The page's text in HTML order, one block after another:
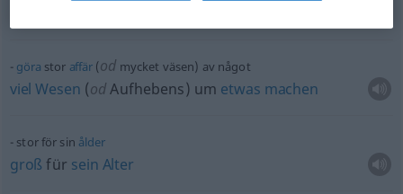
göra stor affär(od mycket väsen) av något
viel Wesen (odAufhebens) um etwas machen
stor för sin ålder
groß für sein Alter